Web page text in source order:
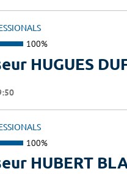
100%
HUGUES
100%
HUBERT